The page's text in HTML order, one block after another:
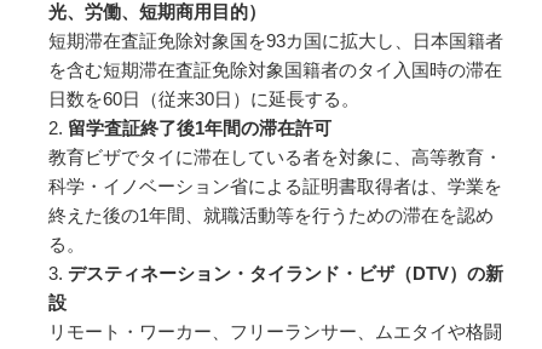
光、労働、短期商用目的）
短期滞在査証免除対象国を93カ国に拡大し、日本国籍者
を含む短期滞在査証免除対象国籍者のタイ入国時の滞在
日数を60日（従来30日）に延長する。
留学査証終了後1年間の滞在許可
教育ビザでタイに滞在している者を対象に、高等教育・
科学・イノベーション省による証明書取得者は、学業を
終えた後の1年間、就職活動等を行うための滞在を認め
る。
デスティネーション・タイランド・ビザ（DTV）の新
設
リモート・ワーカー、フリーランサー、ムエタイや格闘